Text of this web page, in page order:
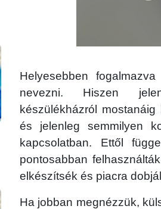
Helyesebben
nevezni. Hiszen
készülékházról
és jelenleg semmilyen
kapcsolatban. Ettől
pontosabban
elkészítsék és piacra
Ha jobban megnézzük,